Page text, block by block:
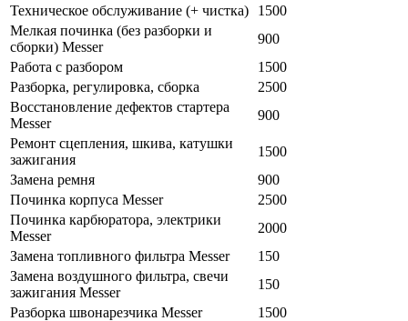
Техническое обслуживание (+ чистка)
1500
Мелкая починка (без разборки и
сборки) Messer
900
Работа с разбором
1500
Разборка, регулировка, сборка
2500
Восстановление дефектов стартера
Messer
900
Ремонт сцепления, шкива, катушки
зажигания
1500
Замена ремня
900
Починка корпуса Messer
2500
Починка карбюратора, электрики
Messer
2000
Замена топливного фильтра Messer
150
Замена воздушного фильтра, свечи
зажигания Messer
150
Разборка швонарезчика Messer
1500